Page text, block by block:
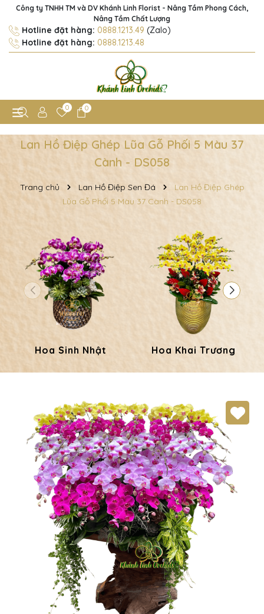
Công ty TNHH TM và DV Khánh Linh Florist - Nâng Tầm Phong Cách,
Nâng Tầm Chất Lượng
Hotline đặt hàng: 0888.1213.49 (Zalo)
Hotline đặt hàng: 0888.1213.48
0 0
Lan Hồ Điệp Ghép Lũa Gỗ Phối 5 Màu 37
Cành - DS058
Trang chủ Lan Hồ Điệp Sen Đá
Lan Hồ Điệp Ghép
Lũa Gỗ Phối 5 Màu 37 Cành - DS058
Hoa Sinh Nhật Hoa Khai Trương